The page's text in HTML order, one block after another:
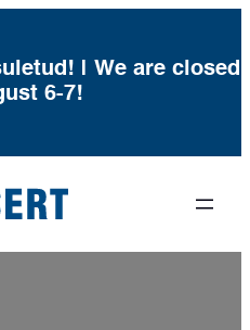
| We are closed
6-7!